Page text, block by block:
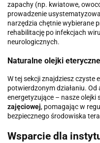
zapachy (np. kwiatowe,
prowadzenie
narzędzia chętnie wybierane
rehabilitację po infekcjach
neurologicznych.
Naturalne olejki
W tej sekcji znajdziesz czyste
potwierdzonym działaniu.
energetyzujące – nasze olejki
zajęciowej, pomagając w
bezpiecznego środowiska
Wsparcie dla